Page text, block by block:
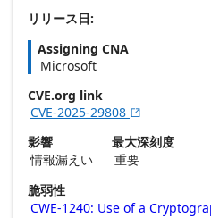
リリース日:
Assigning CNA
Microsoft
CVE.org link
CVE-2025-29808 
影響
情報漏えい
最大深刻度
重要
脆弱性
CWE-1240: Use of a